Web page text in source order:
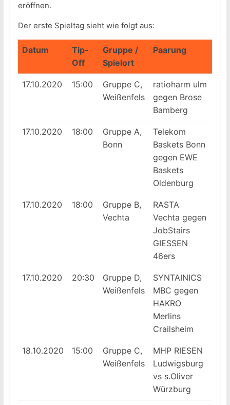
eröffnen.
Der erste Spieltag sieht wie folgt aus:
Datum
Tip-
Off
Gruppe /
Spielort
Paarung
17.10.2020 15:00
Gruppe C,
Weißenfels
ratioharm ulm
gegen Brose
Bamberg
17.10.2020 18:00
Gruppe A,
Bonn
Telekom
Baskets Bonn
gegen EWE
Baskets
Oldenburg
17.10.2020 18:00
Gruppe B,
Vechta
RASTA
Vechta gegen
JobStairs
GIESSEN
46ers
17.10.2020 20:30
Gruppe D,
Weißenfels
SYNTAINICS
MBC gegen
HAKRO
Merlins
Crailsheim
18.10.2020 15:00
Gruppe C,
Weißenfels
MHP RIESEN
Ludwigsburg
vs s.Oliver
Würzburg